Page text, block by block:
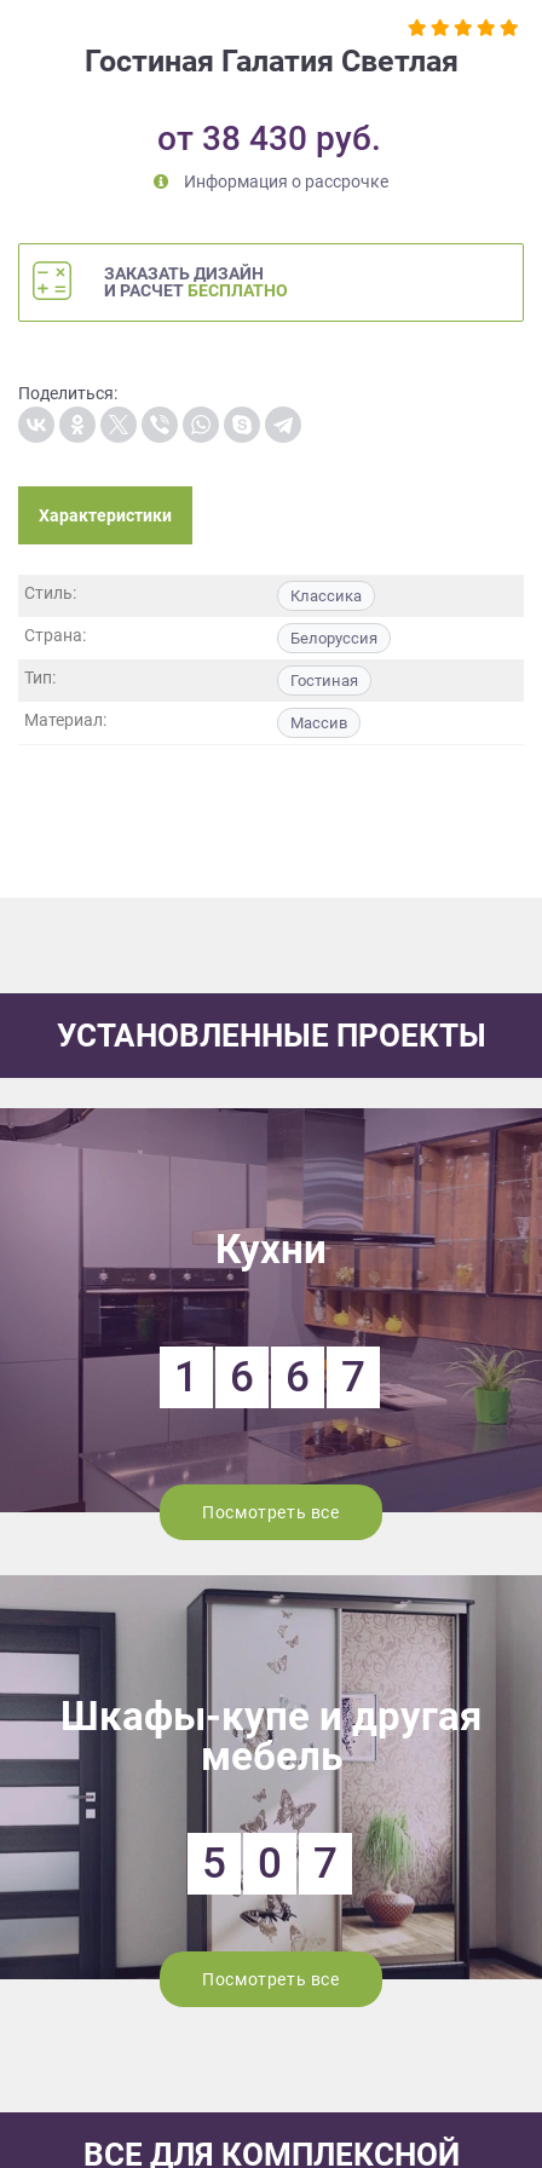
Гостиная Галатия Светлая
от 38 430 руб.
Информация о рассрочке
ЗАКАЗАТЬ ДИЗАЙН
И РАСЧЕТ БЕСПЛАТНО
Поделиться:
Характеристики
Стиль: Классика
Страна: Белоруссия
Тип: Гостиная
Материал: Массив
УСТАНОВЛЕННЫЕ ПРОЕКТЫ
Кухни
1 6 6 7
Посмотреть все
Шкафы-купе и другая
мебель
5 0 7
Посмотреть все
ВСЕ ДЛЯ КОМПЛЕКСНОЙ
персональных
персональных
данных
метрическими
программами
на
условиях
персональных
данных.